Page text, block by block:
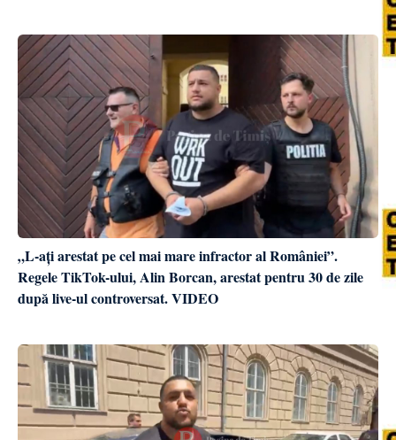
„L-ați arestat pe cel mai mare infractor al României”.
Regele TikTok-ului, Alin Borcan, arestat pentru 30 de zile
după live-ul controversat. VIDEO